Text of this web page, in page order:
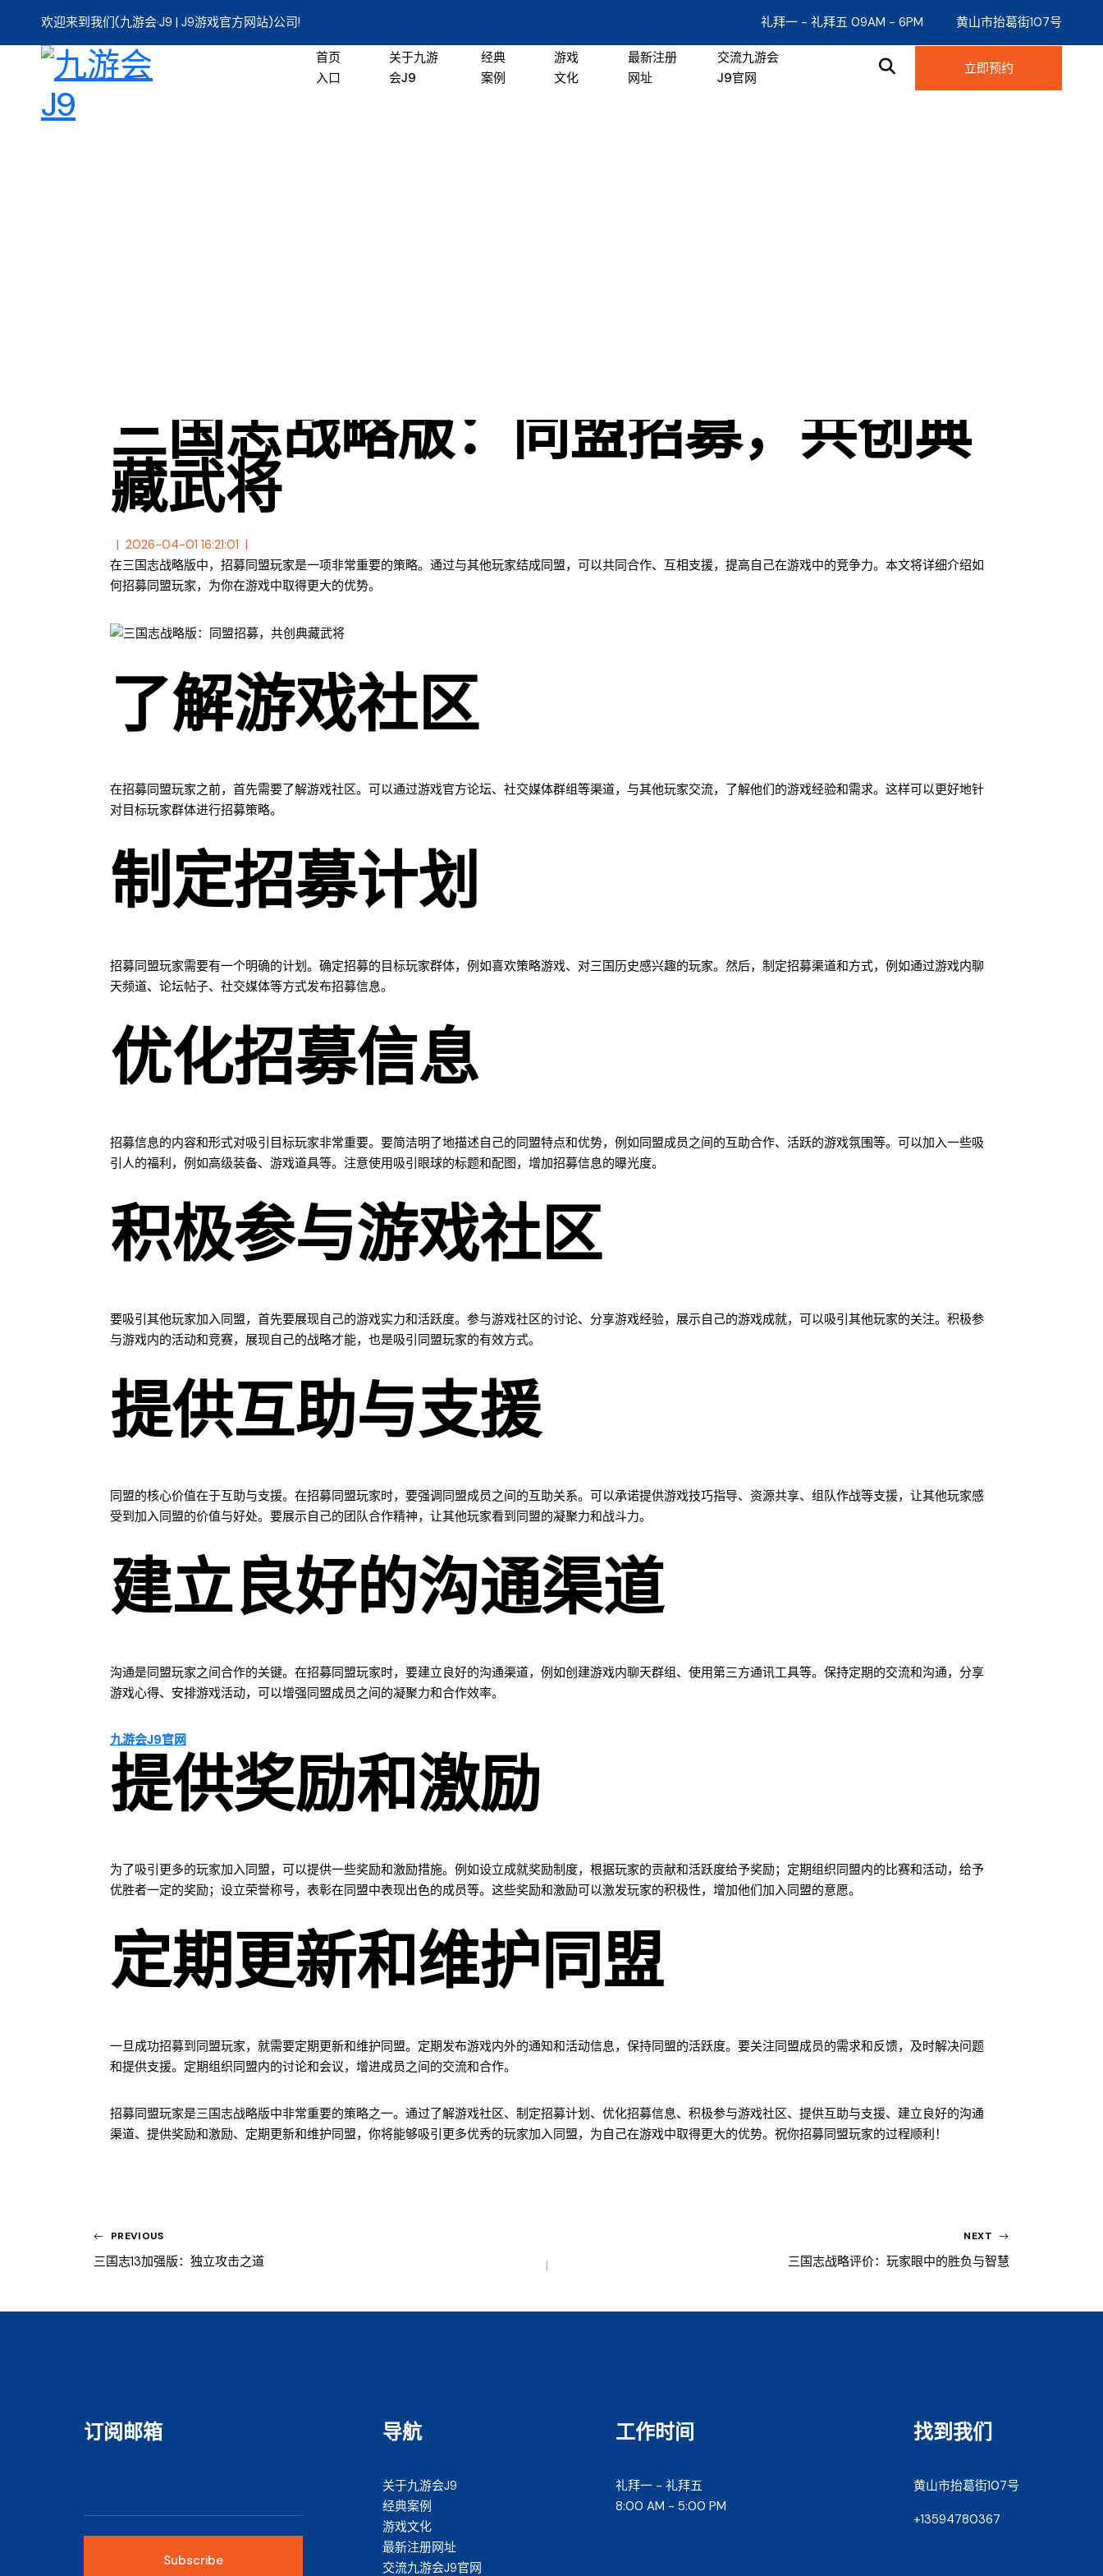
欢迎来到我们(九游会·J9 | J9游戏官方网站)公司! 礼拜一 - 礼拜五 09AM - 6PM 黄山市抬葛街107号
首页
入口
关于九游
会J9
经典
案例
游戏
文化
最新注册
网址
交流九游会
J9官网
立即预约
三国志战略版：同盟招募，共创典
藏武将
2026-04-01 16:21:01
在三国志战略版中，招募同盟玩家是一项非常重要的策略。通过与其他玩家结成同盟，可以共同合作、互相支援，提高自己在游戏中的竞争力。本文将详细介绍如
何招募同盟玩家，为你在游戏中取得更大的优势。
了解游戏社区
在招募同盟玩家之前，首先需要了解游戏社区。可以通过游戏官方论坛、社交媒体群组等渠道，与其他玩家交流，了解他们的游戏经验和需求。这样可以更好地针
对目标玩家群体进行招募策略。
制定招募计划
招募同盟玩家需要有一个明确的计划。确定招募的目标玩家群体，例如喜欢策略游戏、对三国历史感兴趣的玩家。然后，制定招募渠道和方式，例如通过游戏内聊
天频道、论坛帖子、社交媒体等方式发布招募信息。
优化招募信息
招募信息的内容和形式对吸引目标玩家非常重要。要简洁明了地描述自己的同盟特点和优势，例如同盟成员之间的互助合作、活跃的游戏氛围等。可以加入一些吸
引人的福利，例如高级装备、游戏道具等。注意使用吸引眼球的标题和配图，增加招募信息的曝光度。
积极参与游戏社区
要吸引其他玩家加入同盟，首先要展现自己的游戏实力和活跃度。参与游戏社区的讨论、分享游戏经验，展示自己的游戏成就，可以吸引其他玩家的关注。积极参
与游戏内的活动和竞赛，展现自己的战略才能，也是吸引同盟玩家的有效方式。
提供互助与支援
同盟的核心价值在于互助与支援。在招募同盟玩家时，要强调同盟成员之间的互助关系。可以承诺提供游戏技巧指导、资源共享、组队作战等支援，让其他玩家感
受到加入同盟的价值与好处。要展示自己的团队合作精神，让其他玩家看到同盟的凝聚力和战斗力。
建立良好的沟通渠道
沟通是同盟玩家之间合作的关键。在招募同盟玩家时，要建立良好的沟通渠道，例如创建游戏内聊天群组、使用第三方通讯工具等。保持定期的交流和沟通，分享
游戏心得、安排游戏活动，可以增强同盟成员之间的凝聚力和合作效率。
九游会J9官网
提供奖励和激励
为了吸引更多的玩家加入同盟，可以提供一些奖励和激励措施。例如设立成就奖励制度，根据玩家的贡献和活跃度给予奖励；定期组织同盟内的比赛和活动，给予
优胜者一定的奖励；设立荣誉称号，表彰在同盟中表现出色的成员等。这些奖励和激励可以激发玩家的积极性，增加他们加入同盟的意愿。
定期更新和维护同盟
一旦成功招募到同盟玩家，就需要定期更新和维护同盟。定期发布游戏内外的通知和活动信息，保持同盟的活跃度。要关注同盟成员的需求和反馈，及时解决问题
和提供支援。定期组织同盟内的讨论和会议，增进成员之间的交流和合作。
招募同盟玩家是三国志战略版中非常重要的策略之一。通过了解游戏社区、制定招募计划、优化招募信息、积极参与游戏社区、提供互助与支援、建立良好的沟通
渠道、提供奖励和激励、定期更新和维护同盟，你将能够吸引更多优秀的玩家加入同盟，为自己在游戏中取得更大的优势。祝你招募同盟玩家的过程顺利！
PREVIOUS
三国志13加强版：独立攻击之道
NEXT
三国志战略评价：玩家眼中的胜负与智慧
订阅邮箱
Subscribe
导航
关于九游会J9
经典案例
游戏文化
最新注册网址
交流九游会J9官网
工作时间
礼拜一 - 礼拜五
8:00 AM - 5:00 PM
找到我们
黄山市抬葛街107号
+13594780367